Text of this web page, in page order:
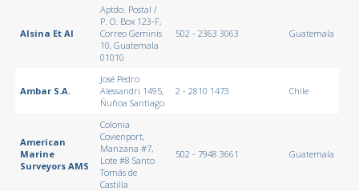
Alsina Et Al
Aptdo. Postal /
P. O. Box 123-F,
Correo Geminis
10, Guatemala
01010
502 - 2363 3063 Guatemala
Ambar S.A.
José Pedro
Alessandri 1495,
Ñuñoa Santiago
2 - 2810 1473 Chile
American
Marine
Surveyors AMS
Colonia
Covienport,
Manzana #7,
Lote #8 Santo
Tomás de
Castilla
502 - 7948 3661 Guatemala